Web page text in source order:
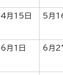
4月15日 5月
6月1日 6月